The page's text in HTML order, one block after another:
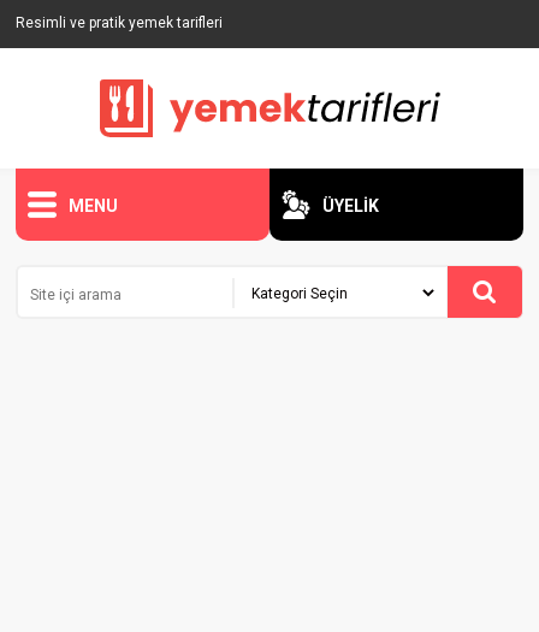
Resimli ve pratik yemek tarifleri
MENU ÜYELİK